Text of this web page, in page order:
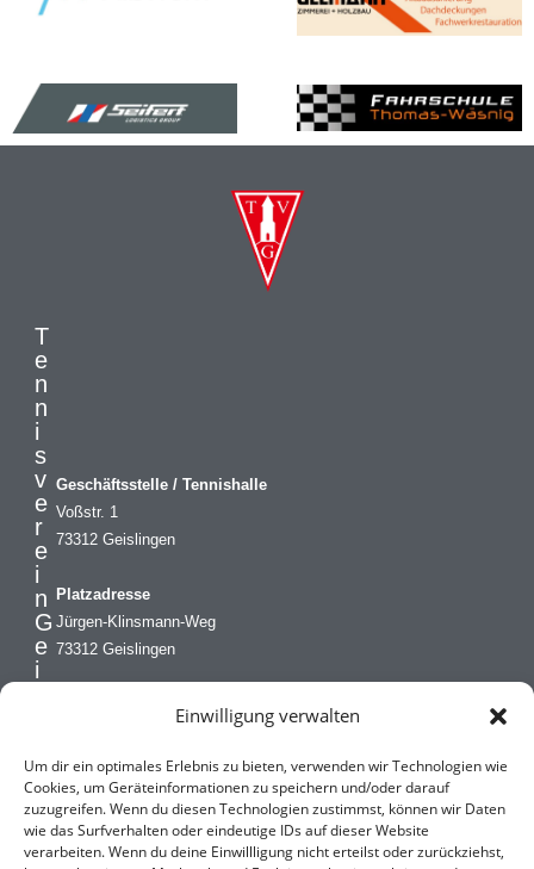
Einwilligung verwalten
Um dir ein optimales Erlebnis zu bieten, verwenden wir Technologien wie
Cookies, um Geräteinformationen zu speichern und/oder darauf
zuzugreifen. Wenn du diesen Technologien zustimmst, können wir Daten
wie das Surfverhalten oder eindeutige IDs auf dieser Website
verarbeiten. Wenn du deine Einwillligung nicht erteilst oder zurückziehst,
T
e
n
n
i
s
v
e
r
e
i
n
G
e
i
n
g
e
n
e
Geschäftsstelle / Tennishalle
Voßstr. 1
73312 Geislingen
Platzadresse
Jürgen-Klinsmann-Weg
73312 Geislingen
kontakt@tv-geislingen.de